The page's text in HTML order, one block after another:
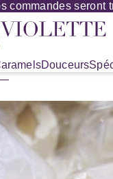
commandes seront
Douceurs